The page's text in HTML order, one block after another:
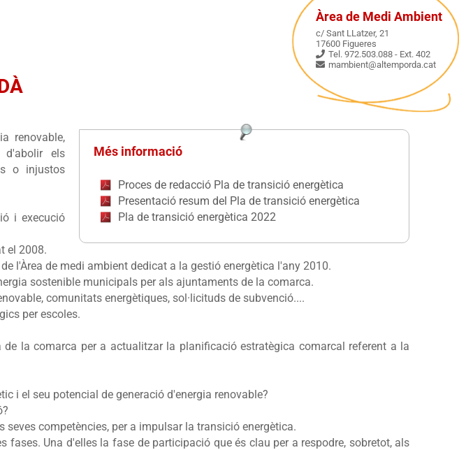
Àrea de Medi Ambient
c/ Sant LLatzer, 21
17600 Figueres
Tel. 972.503.088 - Ext. 402
mambient@altemporda.cat
Més informació
Proces de redacció Pla de transició energètica
Presentació resum del Pla de transició energètica
Pla de transició energètica 2022
renovable,
d'abolir els
o injustos
i execució
el 2008.
l'Àrea de medi ambient dedicat a la gestió energètica l'any 2010.
sostenible municipalsper als ajuntaments de la comarca.
comunitats energètiques, sol·licituds de subvenció....
per escoles.
la comarca per a actualitzar la planificació estratègica comarcal referent a la
i el seu potencial de generació d'energia renovable?
seves competències, per a impulsar la transició energètica.
Una d'elles la fase de participació que és clau per a respodre, sobretot, als